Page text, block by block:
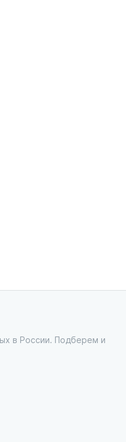
в России. Подберем и